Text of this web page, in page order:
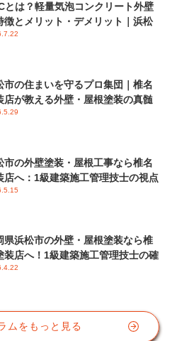
とは？軽量気泡コンクリート外壁
徴とメリット・デメリット｜浜松
名塗装店
市の住まいを守るプロ集団｜椎名
店が教える外壁・屋根塗装の真髄
敗しない業者選び
市の外壁塗装・屋根工事なら椎名
店へ：1級建築施工管理技士の視点
える後悔しないメンテナンス
県浜松市の外壁・屋根塗装なら椎
装店へ！1級建築施工管理技士の確
視点と屋根塗装におけるシリコン
ムをもっと見る